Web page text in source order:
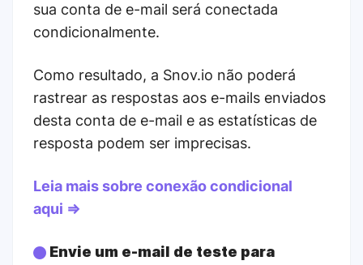
sua conta de e-mail será conectada
condicionalmente.
Como resultado, a Snov.io não poderá
rastrear as respostas aos e-mails enviados
desta conta de e-mail e as estatísticas de
resposta podem ser imprecisas.
Leia mais sobre conexão condicional
aqui ⇒
Envie um e-mail de teste para